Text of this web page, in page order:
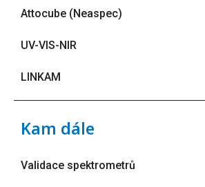
Attocube (Neaspec)
UV-VIS-NIR
LINKAM
Kam dále
Validace spektrometrů